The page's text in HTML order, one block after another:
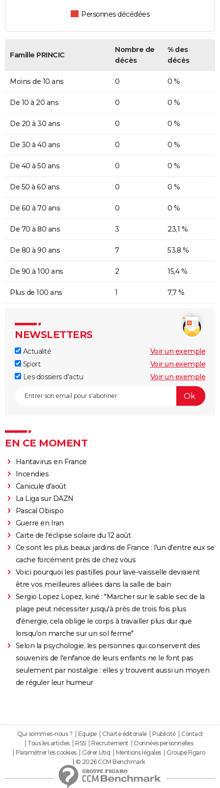
Personnes décédées
Famille PRINCIC
Nombre de
décès
% des
décès
Moins de 10 ans 0 0 %
De 10 à 20 ans 0 0 %
De 20 à 30 ans 0 0 %
De 30 à 40 ans 0 0 %
De 40 à 50 ans 0 0 %
De 50 à 60 ans 0 0 %
De 60 à 70 ans 0 0 %
De 70 à 80 ans 3 23,1 %
De 80 à 90 ans 7 53,8 %
De 90 à 100 ans 2 15,4 %
Plus de 100 ans 1 7,7 %
NEWSLETTERS
Actualité
Voir un exemple
Sport
Voir un exemple
Les dossiers d'actu
Voir un exemple
EN CE MOMENT
Hantavirus en France
Incendies
Canicule d'août
La Liga sur DAZN
Pascal Obispo
Guerre en Iran
Carte de l'éclipse solaire du 12 août
Ce sont les plus beaux jardins de France : l'un d'entre eux se
cache forcément près de chez vous
Voici pourquoi les pastilles pour lave-vaisselle devraient
être vos meilleures alliées dans la salle de bain
Sergio Lopez Lopez, kiné : "Marcher sur le sable sec de la
plage peut nécessiter jusqu'à près de trois fois plus
d'énergie, cela oblige le corps à travailler plus dur que
lorsqu'on marche sur un sol ferme"
Selon la psychologie, les personnes qui conservent des
souvenirs de l'enfance de leurs enfants ne le font pas
seulement par nostalgie : elles y trouvent aussi un moyen
de réguler leur humeur
Qui sommes-nous ? Equipe Charte éditoriale Publicité
Contact
Tous les articles
RSS Recrutement
Données personnelles
Paramétrer les cookies
Gérer Utiq Mentions légales
Groupe Figaro
© 2026 CCM Benchmark